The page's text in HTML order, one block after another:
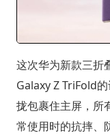
这次华为新款三折
Galaxy Z TriFold
拢包裹住主屏，所
常使用时的抗摔、